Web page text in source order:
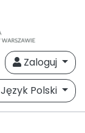
Zaloguj
Język Polski